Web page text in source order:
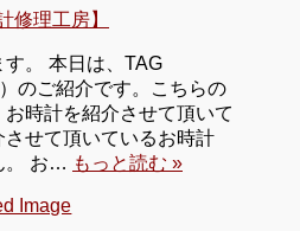
修理工房】
。 本日は、TAG
のご紹介です。こちらの
時計を紹介させて頂いて
せて頂いているお時計
。 お… もっと読む »